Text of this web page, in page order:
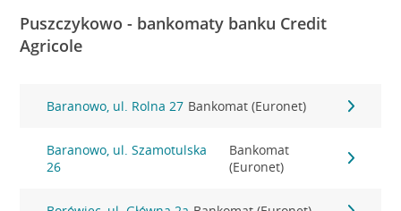
Puszczykowo - bankomaty banku Credit
Agricole
Baranowo, ul. Rolna 27 Bankomat (Euronet)
Baranowo, ul. Szamotulska
26
Bankomat
(Euronet)